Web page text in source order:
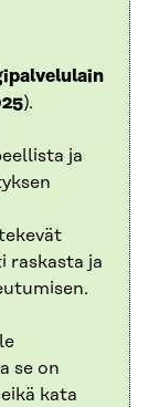
).
ja
raskasta ja
se on
kata